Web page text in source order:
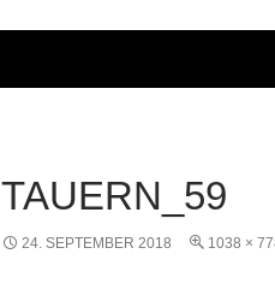
TAUERN_59
24. SEPTEMBER 2018 1038 ×